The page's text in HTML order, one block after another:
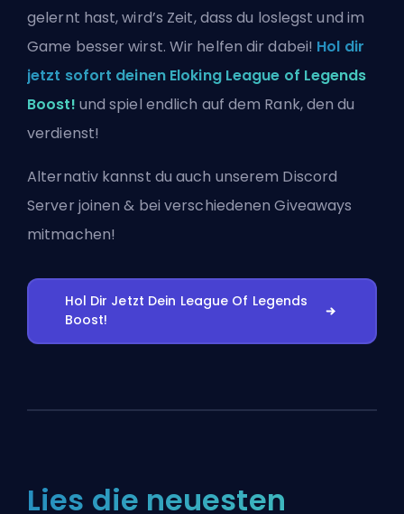
gelernt hast, wird’s Zeit, dass du loslegst und im
Game besser wirst. Wir helfen dir dabei! Hol dir
jetzt sofort deinen Eloking League of Legends
Boost! und spiel endlich auf dem Rank, den du
verdienst!
Alternativ kannst du auch unserem Discord
Server joinen & bei verschiedenen Giveaways
mitmachen!
Hol Dir Jetzt Dein League Of Legends
Boost!
Lies die neuesten